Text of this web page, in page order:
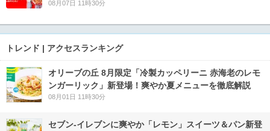
08月07日 11時30分
トレンド | アクセスランキング
オリーブの丘 8月限定「冷製カッペリーニ 赤海老のレモ
ンガーリック」新登場！爽やか夏メニューを徹底解説
08月01日 11時30分
セブン‐イレブンに爽やか「レモン」スイーツ＆パン新登